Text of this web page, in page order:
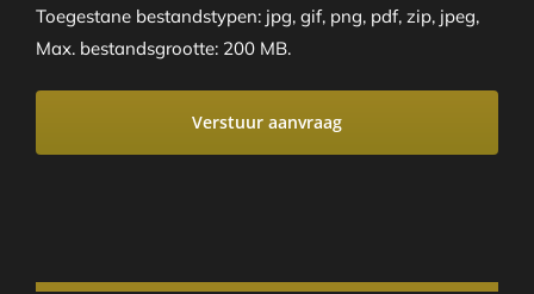
Toegestane bestandstypen: jpg, gif, png, pdf, zip, jpeg,
Max. bestandsgrootte: 200 MB.